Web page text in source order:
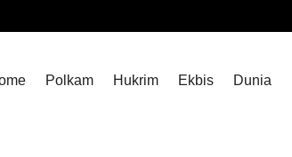
Polkam Hukrim Ekbis Dunia